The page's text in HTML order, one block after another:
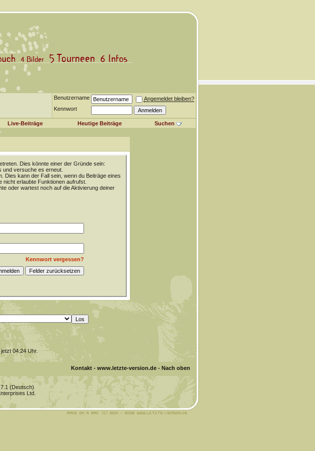
Benutzername
Angemeldet bleiben?
Kennwort
Live-Beiträge Heutige Beiträge Suchen
Dies könnte einer der Gründe sein:
und versuche es erneut.
Dies kann der Fall sein, wenn du Beiträge eines
erlaubte Funktionen aufrufst.
oder wartest noch auf die Aktivierung deiner
Kennwort vergessen?
jetzt04:24Uhr.
Kontakt- www.letzte-version.de- Nach oben
(Deutsch)
Ltd.